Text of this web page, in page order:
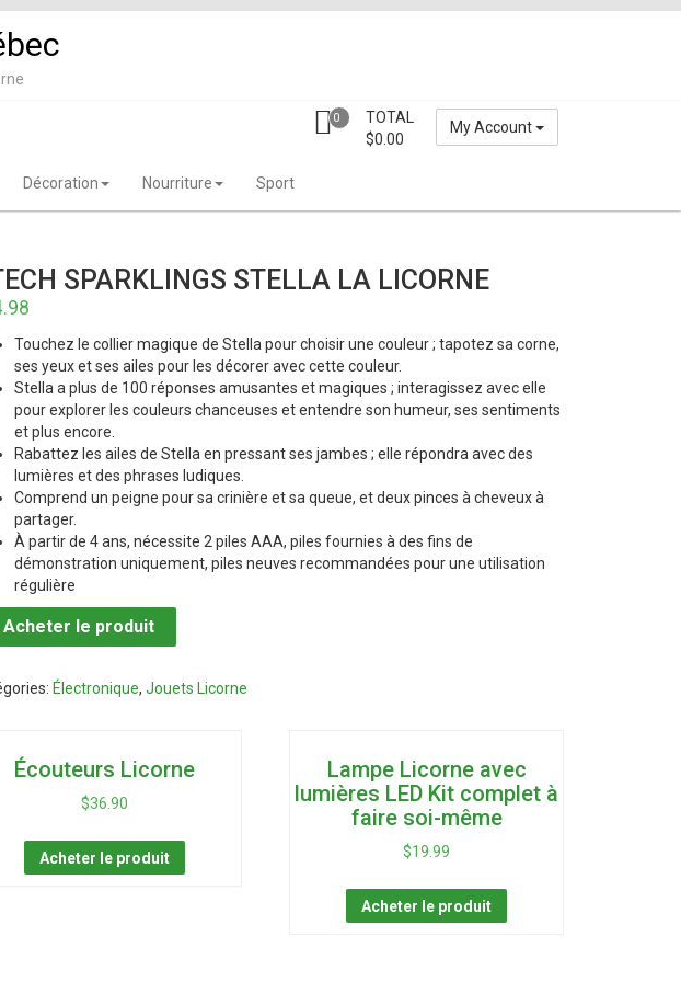
My Account
0
TOTAL
$0.00
Décoration Nourriture Sport
SPARKLINGS STELLA LA LICORNE
Touchez le collier magique de Stella pour choisir une couleur ; tapotez sa corne,
ses yeux et ses ailes pour les décorer avec cette couleur.
Stella a plus de 100 réponses amusantes et magiques ; interagissez avec elle
pour explorer les couleurs chanceuses et entendre son humeur, ses sentiments
et plus encore.
Rabattez les ailes de Stella en pressant ses jambes ; elle répondra avec des
lumières et des phrases ludiques.
Comprend un peigne pour sa crinière et sa queue, et deux pinces à cheveux à
partager.
À partir de 4 ans, nécessite 2 piles AAA, piles fournies à des fins de
démonstration uniquement, piles neuves recommandées pour une utilisation
régulière
Acheter le produit
Électronique, Jouets Licorne
Écouteurs Licorne
$36.90
Acheter le produit
Lampe Licorne avec
lumières LED Kit complet à
faire soi-même
$19.99
Acheter le produit